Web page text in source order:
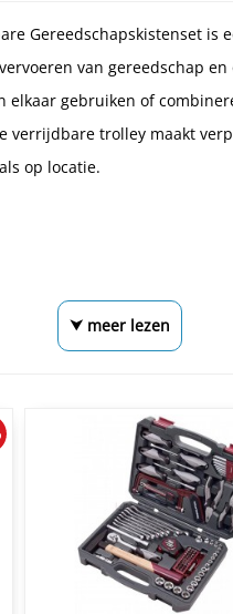
Gereedschapskistenset is
van gereedschap
elkaar gebruiken of
verrijdbare trolley maakt
op locatie.
⮟ meer lezen